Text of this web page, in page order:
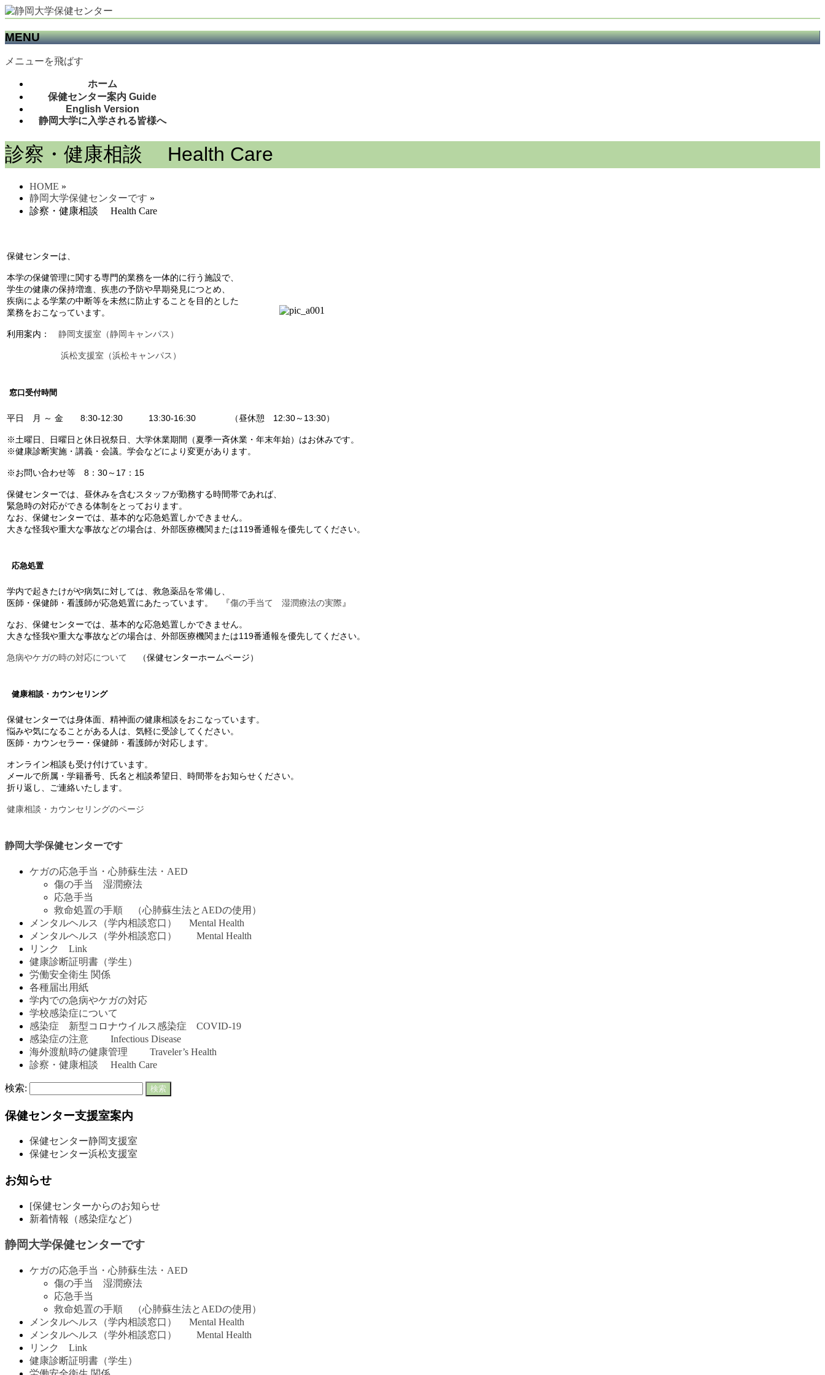
MENU
メニューを飛ばす
ホーム
保健センター案内 Guide
English Version
静岡大学に入学される皆様へ
診察・健康相談 Health Care
HOME »
静岡大学保健センターです »
診察・健康相談 Health Care
保健センターは、
本学の保健管理に関する専門的業務を一体的に行う施設で、
学生の健康の保持増進、疾患の予防や早期発見につとめ、
疾病による学業の中断等を未然に防止することを目的とした
業務をおこなっています。
利用案内： 静岡支援室（静岡キャンパス）
浜松支援室（浜松キャンパス）
窓口受付時間
平日 月 ～ 金 8:30-12:30 13:30-16:30 （昼休憩 12:30～13:30）
※土曜日、日曜日と休日祝祭日、大学休業期間（夏季一斉休業・年末年始）はお休みです。
※健康診断実施・講義・会議。学会などにより変更があります。
※お問い合わせ等 8：30～17：15
保健センターでは、昼休みを含むスタッフが勤務する時間帯であれば、
緊急時の対応ができる体制をとっております。
なお、保健センターでは、基本的な応急処置しかできません。
大きな怪我や重大な事故などの場合は、外部医療機関または119番通報を優先してください。
応急処置
学内で起きたけがや病気に対しては、救急薬品を常備し、
医師・保健師・看護師が応急処置にあたっています。 『傷の手当て 湿潤療法の実際 』
なお、保健センターでは、基本的な応急処置しかできません。
大きな怪我や重大な事故などの場合は、外部医療機関または119番通報を優先してください。
急病やケガの時の対応について （保健センターホームページ）
健康相談・カウンセリング
保健センターでは身体面、精神面の健康相談をおこなっています。
悩みや気になることがある人は、気軽に受診してください。
医師・カウンセラー・保健師・看護師が対応します。
オンライン相談も受け付けています。
メールで所属・学籍番号、氏名と相談希望日、時間帯をお知らせください。
折り返し、ご連絡いたします。
健康相談・カウンセリングのページ
静岡大学保健センターです
ケガの応急手当・心肺蘇生法・AED
傷の手当 湿潤療法
応急手当
救命処置の手順 （心肺蘇生法とAEDの使用）
メンタルヘルス（学内相談窓口） Mental Health
メンタルヘルス（学外相談窓口） Mental Health
リンク Link
健康診断証明書（学生）
労働安全衛生 関係
各種届出用紙
学内での急病やケガの対応
学校感染症について
感染症 新型コロナウイルス感染症 COVID-19
感染症の注意 Infectious Disease
海外渡航時の健康管理 Traveler’s Health
診察・健康相談 Health Care
検索:
保健センター支援室案内
保健センター静岡支援室
保健センター浜松支援室
お知らせ
[保健センターからのお知らせ
新着情報（感染症など）
静岡大学保健センターです
ケガの応急手当・心肺蘇生法・AED
傷の手当 湿潤療法
応急手当
救命処置の手順 （心肺蘇生法とAEDの使用）
メンタルヘルス（学内相談窓口） Mental Health
メンタルヘルス（学外相談窓口） Mental Health
リンク Link
健康診断証明書（学生）